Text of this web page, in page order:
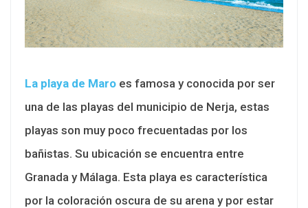
La playa de Maro es famosa y conocida por ser
una de las playas del municipio de Nerja, estas
playas son muy poco frecuentadas por los
bañistas. Su ubicación se encuentra entre
Granada y Málaga. Esta playa es característica
por la coloración oscura de su arena y por estar